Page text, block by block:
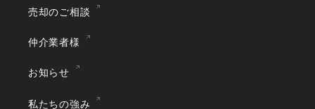
売却のご相談
仲介業者様
お知らせ
私たちの強み